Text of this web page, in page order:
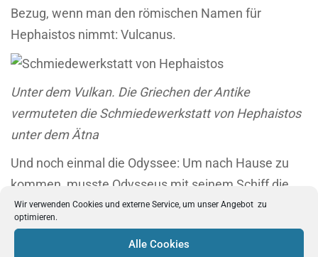
Wir verwenden Cookies und externe Service, um unser Angebot zu
optimieren.
Alle Cookies
Bezug, wenn man den römischen Namen für
Hephaistos nimmt: Vulcanus.
Unter dem Vulkan. Die Griechen der Antike
vermuteten die Schmiedewerkstatt von Hephaistos
unter dem Ätna
Und noch einmal die Odyssee: Um nach Hause zu
kommen, musste Odysseus mit seinem Schiff die
beiden Seeungeheuer Scylla und Charybdis
passieren. Während Charybdis ein großer Strudel
war, soll Skylla ein Wesen mit Fangarmen und